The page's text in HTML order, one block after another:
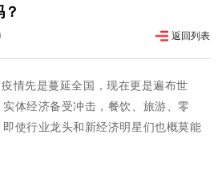
返回列表
先是蔓延全国，现在更是遍布世
体经济备受冲击，餐饮、旅游、零
使行业龙头和新经济明星们也概莫能